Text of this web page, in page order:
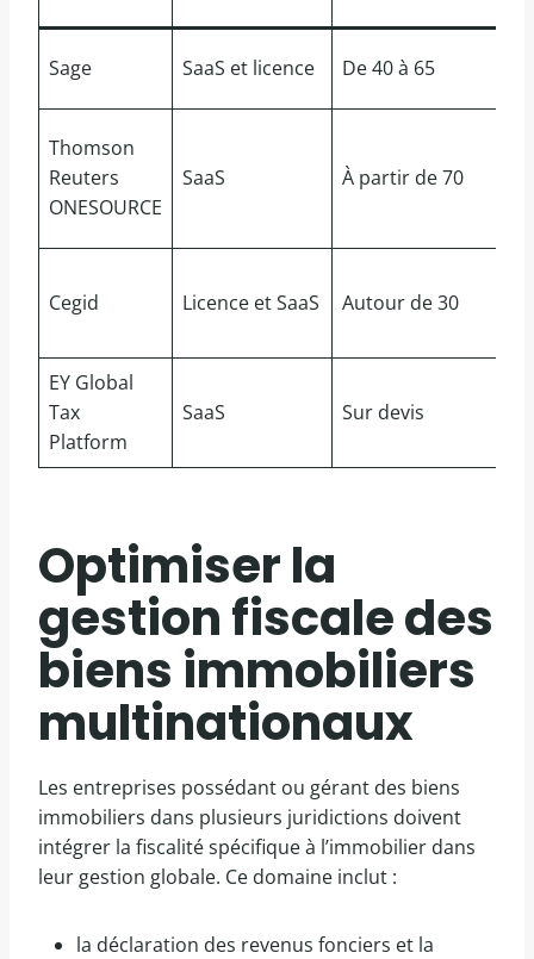
Sage SaaS et licence De 40 à 65
Thomson
Reuters
ONESOURCE
SaaS À partir de 70
Cegid Licence et SaaS Autour de 30
EY Global
Tax
Platform
SaaS Sur devis
Optimiser la
gestion fiscale des
biens immobiliers
multinationaux
Les entreprises possédant ou gérant des biens
immobiliers dans plusieurs juridictions doivent
intégrer la fiscalité spécifique à l’immobilier dans
leur gestion globale. Ce domaine inclut :
la déclaration des revenus fonciers et la